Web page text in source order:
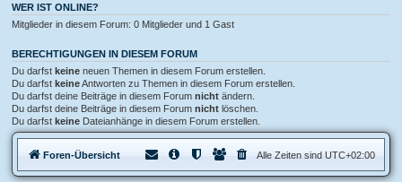
WER IST ONLINE?
Mitglieder in diesem Forum: 0 Mitglieder und 1 Gast
BERECHTIGUNGEN IN DIESEM FORUM
Du darfst keine neuen Themen in diesem Forum erstellen.
Du darfst keineAntworten zu Themen in diesem Forum erstellen.
Du darfst deine Beiträge in diesem Forum nicht ändern.
Du darfst deine Beiträge in diesem Forum nicht löschen.
Du darfst keine Dateianhänge in diesem Forum erstellen.
Foren-Übersicht Alle Zeiten sind UTC+02:00